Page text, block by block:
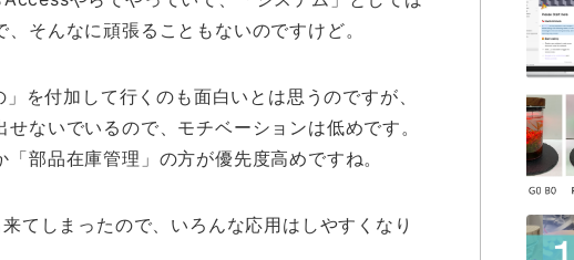
そんなに頑張ることもないのですけど。
を付加して行くのも面白いとは思うのですが、
ないでいるので、モチベーションは低めです。
部品在庫管理」の方が優先度高めですね。
てしまったので、いろんな応用はしやすくなり